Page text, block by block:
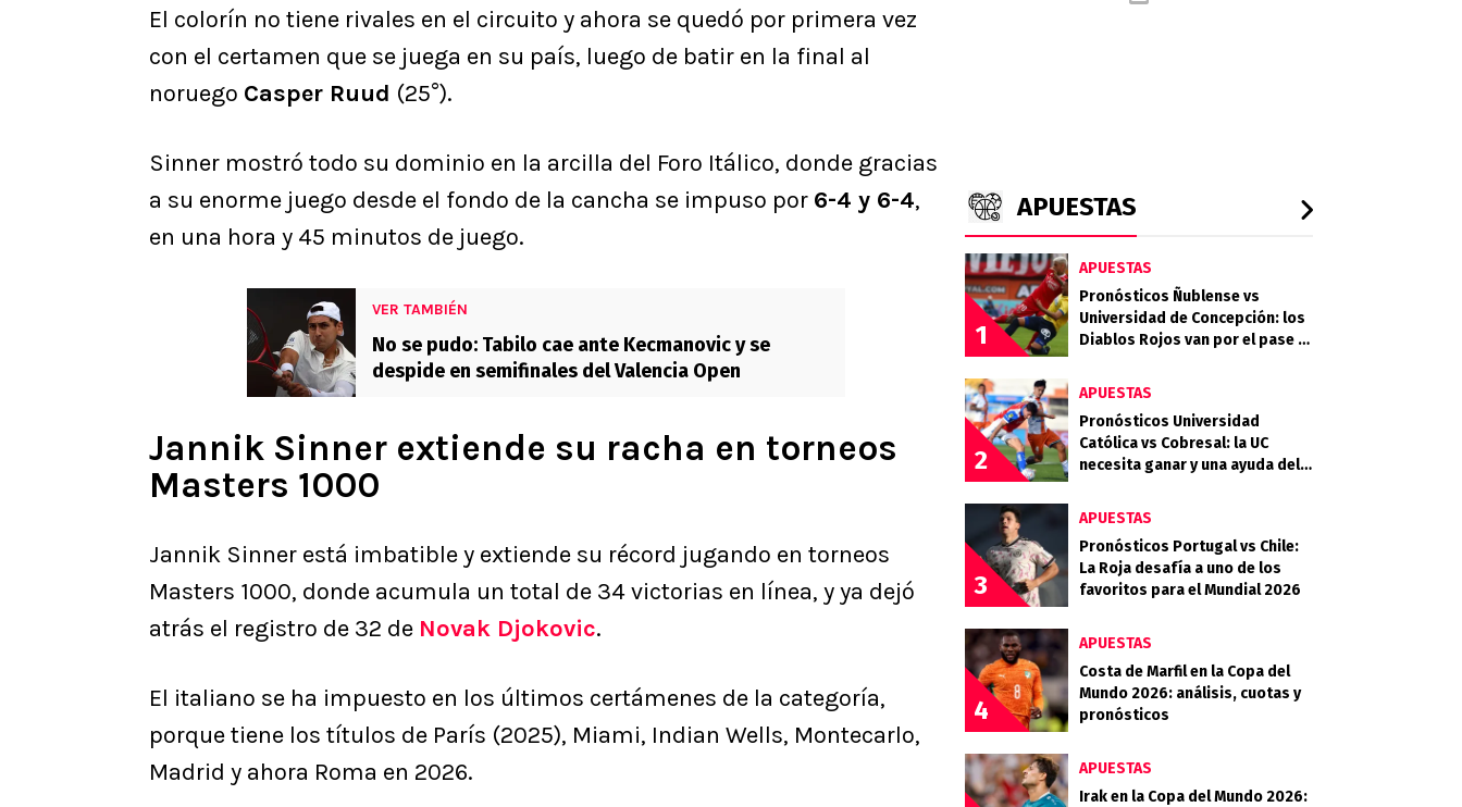
El colorín no tiene rivales en el circuito y ahora se quedó por primera vez
con el certamen que se juega en su país, luego de batir en la final al
noruego Casper Ruud (25°).
Sinner mostró todo su dominio en la arcilla del Foro Itálico, donde gracias
a su enorme juego desde el fondo de la cancha se impuso por 6-4 y 6-4,
en una hora y 45 minutos de juego.
VER TAMBIÉN
No se pudo: Tabilo cae ante Kecmanovic y se
despide en semifinales del Valencia Open
Jannik Sinner extiende su racha en torneos
Masters 1000
Jannik Sinner está imbatible y extiende su récord jugando en torneos
Masters 1000, donde acumula un total de 34 victorias en línea, y ya dejó
atrás el registro de 32 de Novak Djokovic.
El italiano se ha impuesto en los últimos certámenes de la categoría,
porque tiene los títulos de París (2025), Miami, Indian Wells, Montecarlo,
Madrid y ahora Roma en 2026.
APUESTAS
1
APUESTAS
Pronósticos Ñublense vs
Universidad de Concepción: los
Diablos Rojos van por el pase a
2
APUESTAS
Pronósticos Universidad
Católica vs Cobresal: la UC
necesita ganar y una ayuda del
3
APUESTAS
Pronósticos Portugal vs Chile:
La Roja desafía a uno de los
favoritos para el Mundial 2026
4
APUESTAS
Costa de Marfil en la Copa del
Mundo 2026: análisis, cuotas y
pronósticos
APUESTAS
Irak en la Copa del Mundo 2026: